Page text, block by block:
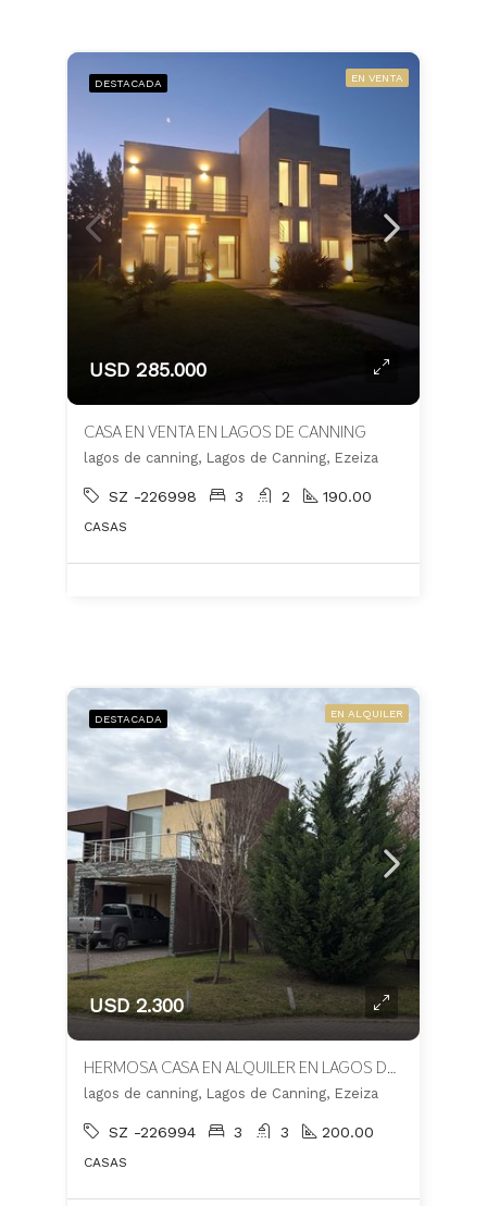
DESTACADA EN VENTA
USD 285.000
CASA EN VENTA EN LAGOS DE CANNING
lagos de canning, Lagos de Canning, Ezeiza
SZ -226998 3 2 190.00
CASAS
DESTACADA EN ALQUILER
USD 2.300
HERMOSA CASA EN ALQUILER EN LAGOS DE CANNING
lagos de canning, Lagos de Canning, Ezeiza
SZ -226994 3 3 200.00
CASAS